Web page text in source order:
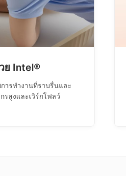
ย Intel®
ารทำงานที่ราบรื่นและ
รสูงและเวิร์กโฟลว์